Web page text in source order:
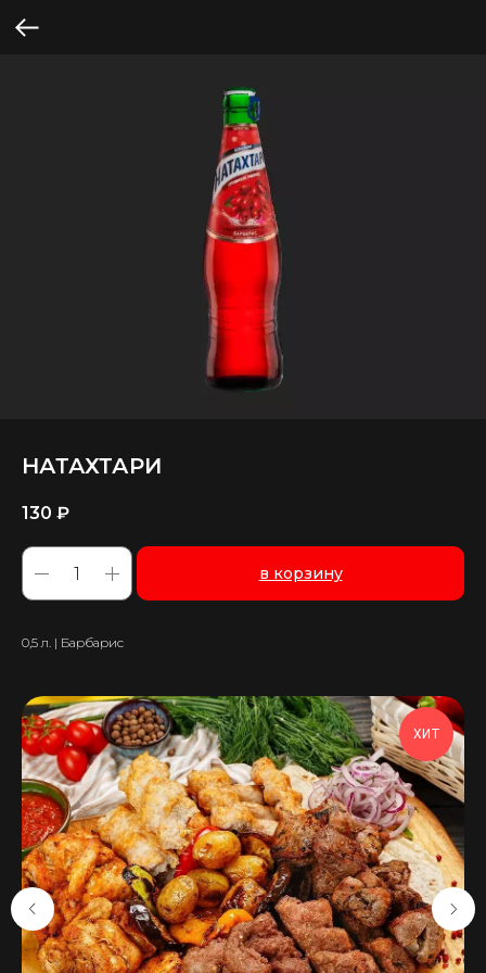
НАТАХТАРИ
130 ₽
в корзину
0,5 л. | Барбарис
ХИТ